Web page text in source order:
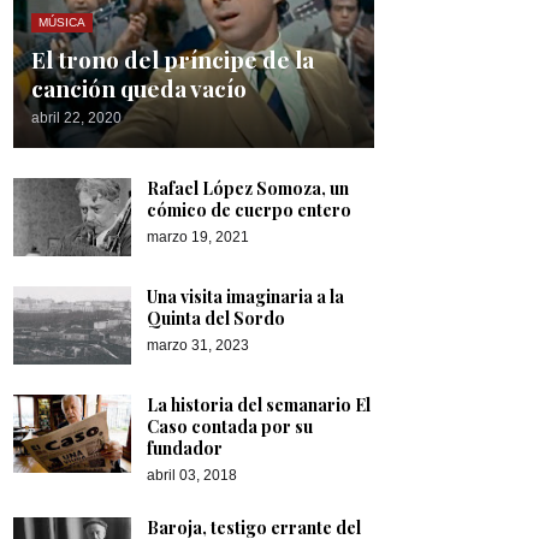
MÚSICA
El trono del príncipe de la
canción queda vacío
abril 22, 2020
Rafael López Somoza, un
cómico de cuerpo entero
marzo 19, 2021
Una visita imaginaria a la
Quinta del Sordo
marzo 31, 2023
La historia del semanario El
Caso contada por su
fundador
abril 03, 2018
Baroja, testigo errante del